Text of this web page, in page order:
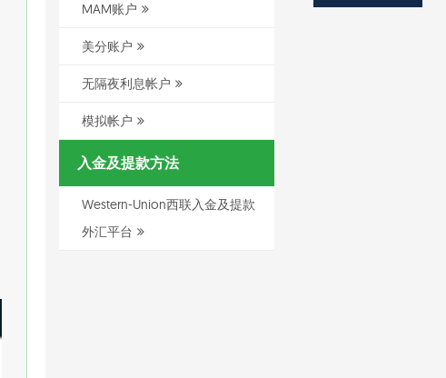
MAM账户
美分账户
无隔夜利息帐户
模拟帐户
入金及提款方法
Western-Union西联入金及提款
外汇平台